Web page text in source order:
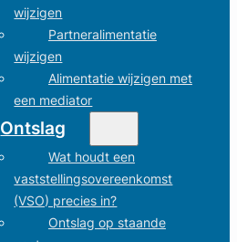
wijzigen
Partneralimentatie
wijzigen
Alimentatie wijzigen met
een mediator
Ontslag
Wat houdt een
vaststellingsovereenkomst
(VSO) precies in?
Ontslag op staande